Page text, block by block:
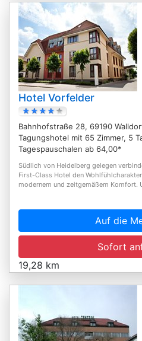
Hotel Vorfelder
Bahnhofstraße 28, 69190
Tagungshotel mit 65 Zimmer, 5
Tagespauschalen ab 64,00*
Südlich von Heidelberg gelegen
First-Class Hotel den
modernem und zeitgemäßem Komfort.
Auf die
Sofort
19,28 km